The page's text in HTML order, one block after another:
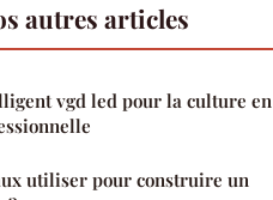
autres articles
vgd led pour la culture en
utiliser pour construire un